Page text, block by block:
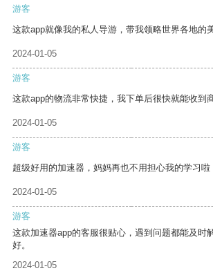
游客
这款app就像我的私人导游，带我领略世界各地的美
2024-01-05
游客
这款app的物流非常快捷，我下单后很快就能收到商
2024-01-05
游客
超级好用的加速器，妈妈再也不用担心我的学习啦
2024-01-05
游客
这款加速器app的客服很贴心，遇到问题都能及时
好。
2024-01-05